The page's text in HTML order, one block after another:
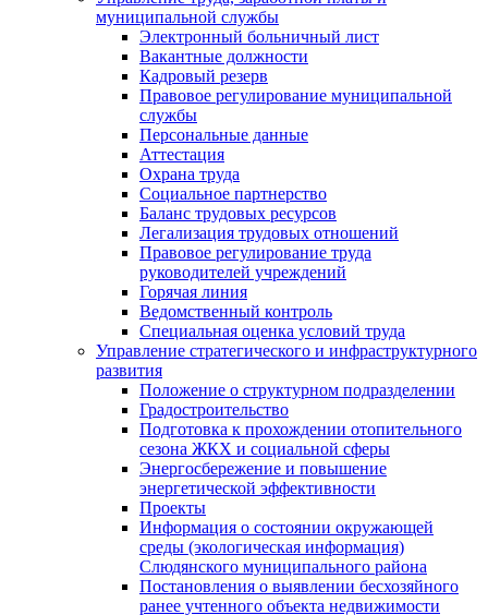
муниципальной службы
Электронный больничный лист
Вакантные должности
Кадровый резерв
Правовое регулирование муниципальной
службы
Персональные данные
Аттестация
Охрана труда
Социальное партнерство
Баланс трудовых ресурсов
Легализация трудовых отношений
Правовое регулирование труда
руководителей учреждений
Горячая линия
Ведомственный контроль
Специальная оценка условий труда
Управление стратегического и инфраструктурного
развития
Положение о структурном подразделении
Градостроительство
Подготовка к прохождении отопительного
сезона ЖКХ и социальной сферы
Энергосбережение и повышение
энергетической эффективности
Проекты
Информация о состоянии окружающей
среды (экологическая информация)
Слюдянского муниципального района
Постановления о выявлении бесхозяйного
ранее учтенного объекта недвижимости